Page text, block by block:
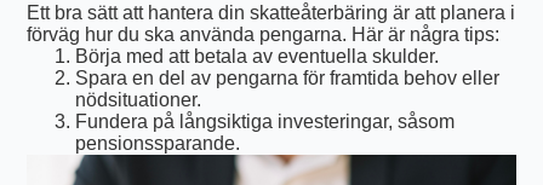
Ett bra sätt att hantera din skatteåterbäring är att planera i
förväg hur du ska använda pengarna. Här är några tips:
Börja med att betala av eventuella skulder.
Spara en del av pengarna för framtida behov eller
nödsituationer.
Fundera på långsiktiga investeringar, såsom
pensionssparande.